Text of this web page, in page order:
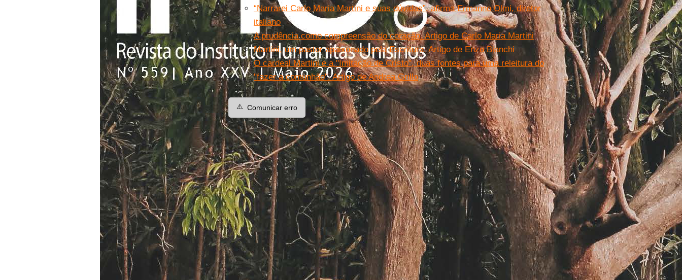
“Narrarei Carlo Maria Martini e suas dúvidas”, afirma Ermanno Olmi, diretor
italiano
A prudência como compreensão do coração. Artigo de Carlo Maria Martini
Martini, um pastor apaixonado pela Escritura. Artigo de Enzo Bianchi
O cardeal Martini e a "Imitação de Cristo", duas fontes para uma releitura do
"fazer a comunhão". Artigo de Andrea Grillo
⚠️ Comunicar erro